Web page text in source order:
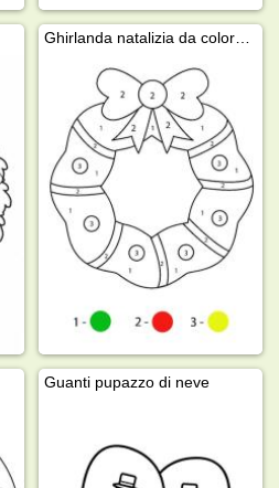
Guanti pupazzo di neve